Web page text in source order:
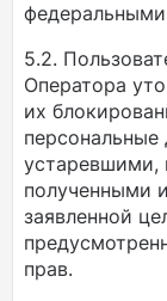
5.2.
Оператора
их
устаревшими,
полученными
заявленной
прав.